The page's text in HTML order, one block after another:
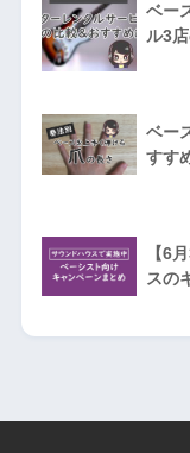
ベー
ル3
ベー
すす
【6
スの